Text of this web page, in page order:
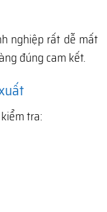
nghiệp rất dễ mất
đúng cam kết.
tra: